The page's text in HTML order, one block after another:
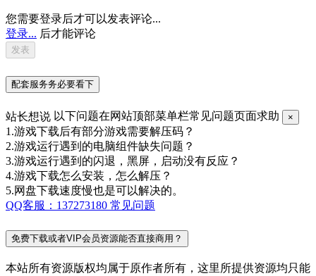
您需要登录后才可以发表评论...
登录... 后才能评论
配套服务务必要看下
站长想说 以下问题在网站顶部菜单栏常见问题页面求助 ×
1.游戏下载后有部分游戏需要解压码？
2.游戏运行遇到的电脑组件缺失问题？
3.游戏运行遇到的闪退，黑屏，启动没有反应？
4.游戏下载怎么安装，怎么解压？
5.网盘下载速度慢也是可以解决的。
QQ客服：137273180 常见问题
免费下载或者VIP会员资源能否直接商用？
本站所有资源版权均属于原作者所有，这里所提供资源均只能